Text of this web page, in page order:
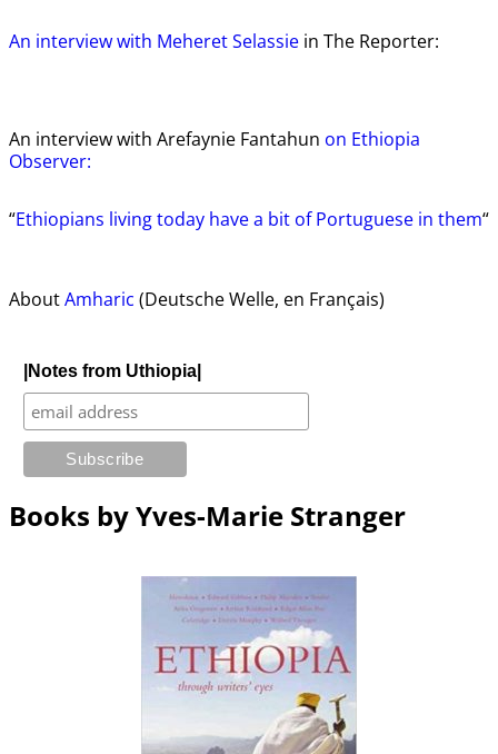
An interview with Meheret Selassie in The Reporter:
An interview with Arefaynie Fantahun on Ethiopia
Observer:
“Ethiopians living today have a bit of Portuguese in them“
AboutAmharic (Deutsche Welle, en Français)
|Notes from Uthiopia|
Books by Yves-Marie Stranger